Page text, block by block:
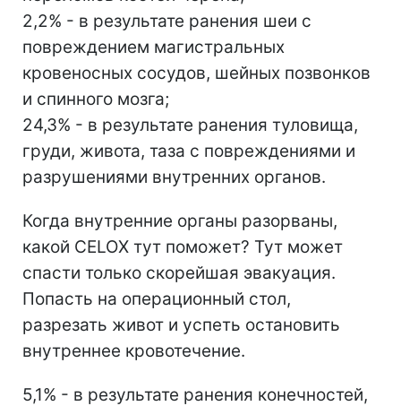
2,2% - в результате ранения шеи с
повреждением магистральных
кровеносных сосудов, шейных позвонков
и спинного мозга;
24,3% - в результате ранения туловища,
груди, живота, таза с повреждениями и
разрушениями внутренних органов.
Когда внутренние органы разорваны,
какой CELOX тут поможет? Тут может
спасти только скорейшая эвакуация.
Попасть на операционный стол,
разрезать живот и успеть остановить
внутреннее кровотечение.
5,1% - в результате ранения конечностей,